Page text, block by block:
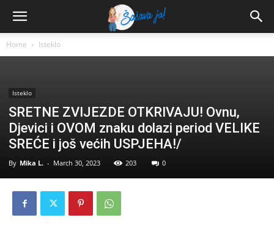
Home Isteklo
Isteklo
SRETNE ZVIJEZDE OTKRIVAJU! Ovnu,
Djevici i OVOM znaku dolazi period VELIKE
SREĆE i još većih USPJEHA!/
By Mika L. - March 30, 2023 203 0